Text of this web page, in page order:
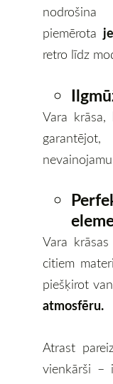
piemērota
retro līdz
Vara krāsa,
garantējot,
Vara
citiem
piešķirot
atmosfēru.
Atrast
vienkārši –